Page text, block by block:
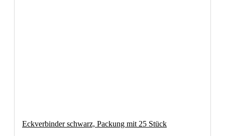
Eckverbinder schwarz, Packung mit 25 Stück